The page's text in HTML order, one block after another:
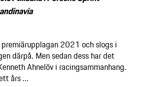
2021 och slogs i
därpå. Men sedan dess har det
Ahnelöv i racingsammanhang.
års ...